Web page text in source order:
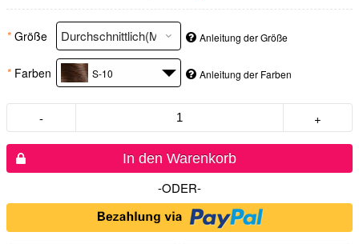
* Größe Anleitung der Größe
* Farben S-10 Anleitung der Farben
- +
In den Warenkorb
-ODER-